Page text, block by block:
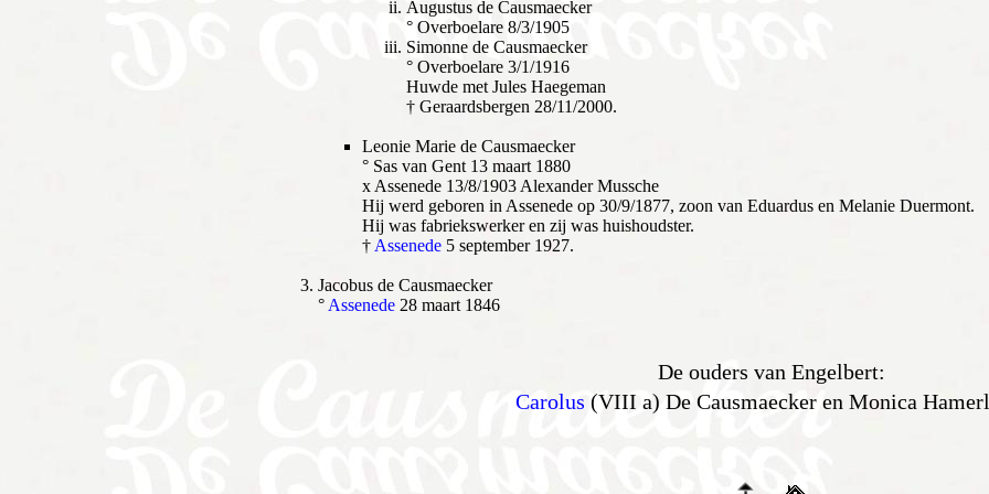
Augustus de Causmaecker
° Overboelare 8/3/1905
Simonne de Causmaecker
° Overboelare 3/1/1916
Huwde met Jules Haegeman
† Geraardsbergen 28/11/2000.
Leonie Marie de Causmaecker
° Sas van Gent 13 maart 1880
x Assenede 13/8/1903 Alexander Mussche
Hij werd geboren in Assenede op 30/9/1877, zoon van Eduardus en Melanie Duermont.
Hij was fabriekswerker en zij was huishoudster.
† Assenede 5 september 1927.
Jacobus de Causmaecker
° Assenede 28 maart 1846
De ouders van Engelbert:
Carolus (VIII a) De Causmaecker en Monica